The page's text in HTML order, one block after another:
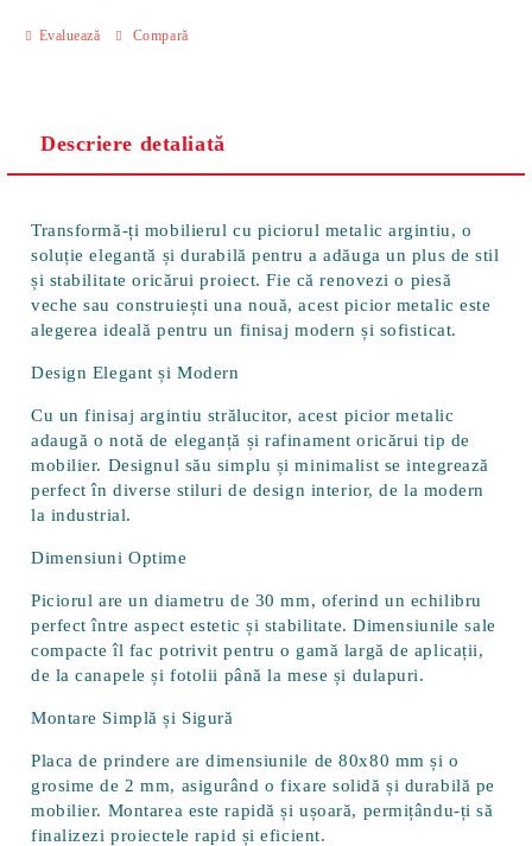
Evaluează Compară
Descriere detaliată
Transformă-ți mobilierul cu piciorul metalic argintiu, o
soluție elegantă și durabilă pentru a adăuga un plus de stil
și stabilitate oricărui proiect. Fie că renovezi o piesă
veche sau construiești una nouă, acest picior metalic este
alegerea ideală pentru un finisaj modern și sofisticat.
Design Elegant și Modern
Cu un finisaj argintiu strălucitor, acest picior metalic
adaugă o notă de eleganță și rafinament oricărui tip de
mobilier. Designul său simplu și minimalist se integrează
perfect în diverse stiluri de design interior, de la modern
la industrial.
Dimensiuni Optime
Piciorul are un diametru de 30 mm, oferind un echilibru
perfect între aspect estetic și stabilitate. Dimensiunile sale
compacte îl fac potrivit pentru o gamă largă de aplicații,
de la canapele și fotolii până la mese și dulapuri.
Montare Simplă și Sigură
Placa de prindere are dimensiunile de80x80 mm și o
grosime de 2 mm, asigurând o fixare solidă și durabilă pe
mobilier. Montarea este rapidă și ușoară, permițându-ți să
finalizezi proiectele rapid și eficient.